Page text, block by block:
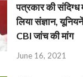
पत्रकार की
लिया संज्ञान,
CBI जांच की मांग
June 16, 2021